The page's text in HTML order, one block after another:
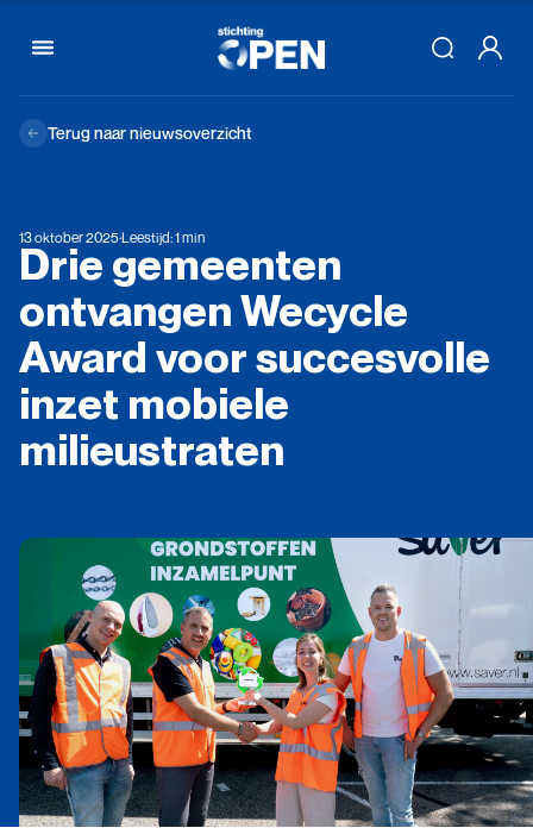
Terug naar nieuwsoverzicht
13 oktober 2025·Leestijd: 1 min
Drie gemeenten
ontvangenWecycle
Award voorsuccesvolle
inzet mobiele
milieustraten